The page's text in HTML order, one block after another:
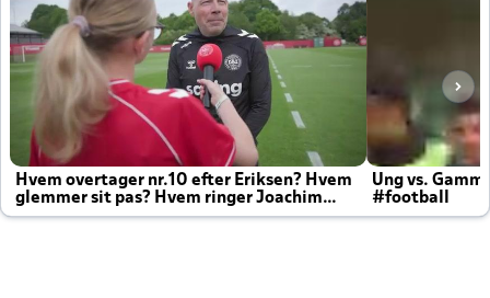
Hvem overtager nr.10 efter Eriksen? Hvem
glemmer sit pas? Hvem ringer Joachim
altid til efter kampe?
Ung vs.
#football